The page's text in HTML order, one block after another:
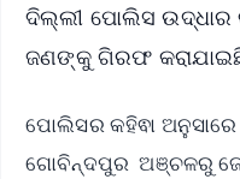
ଦିଲ୍ଲୀ ପୋଲିସ
ଜଣଙ୍କୁ ଗିରଫ
ପୋଲିସର କହିଵା ଅନୁସାରେ
ଗୋବିନ୍ଦପୁର ଅଞ୍ଚଳରୁ